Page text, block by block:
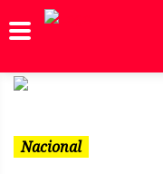
Nacional